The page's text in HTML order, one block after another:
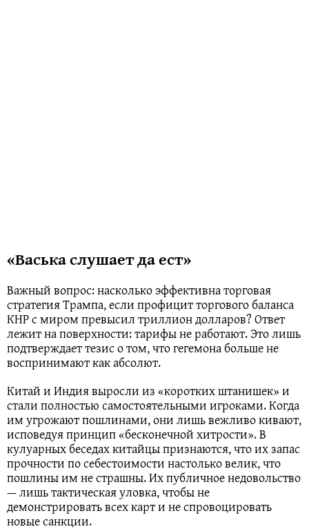
«Васька слушает да ест»
Важный вопрос: насколько эффективна торговая
стратегия Трампа, если профицит торгового баланса
КНР с миром превысил триллион долларов? Ответ
лежит на поверхности: тарифы не работают. Это лишь
подтверждает тезис о том, что гегемона больше не
воспринимают как абсолют.
Китай и Индия выросли из «коротких штанишек» и
стали полностью самостоятельными игроками. Когда
им угрожают пошлинами, они лишь вежливо кивают,
исповедуя принцип «бесконечной хитрости». В
кулуарных беседах китайцы признаются, что их запас
прочности по себестоимости настолько велик, что
пошлины им не страшны. Их публичное недовольство
— лишь тактическая уловка, чтобы не
демонстрировать всех карт и не спровоцировать
новые санкции.